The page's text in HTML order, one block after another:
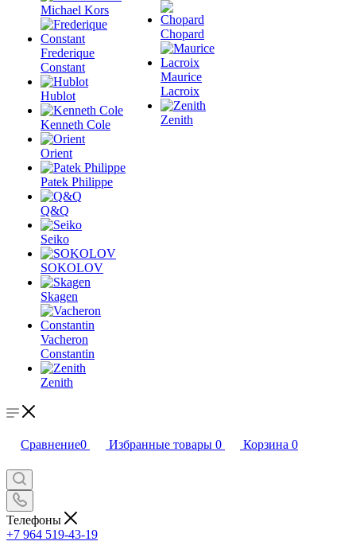
Michael Kors
Frederique
Constant
Hublot
Kenneth Cole
Orient
Patek Philippe
Q&Q
Seiko
SOKOLOV
Skagen
Vacheron
Constantin
Zenith
Chopard
Maurice
Lacroix
Zenith
Сравнение0 Избранные товары 0 Корзина 0
Телефоны
+7 964 519-43-19